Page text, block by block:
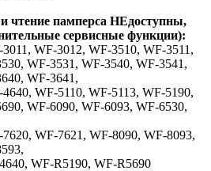
чтение памперса НЕдоступны,
сервисные функции):
WF-3012, WF-3510, WF-3511,
WF-3531, WF-3540, WF-3541,
WF-3641,
WF-5110, WF-5113, WF-5190,
WF-6090, WF-6093, WF-6530,
WF-7621, WF-8090, WF-8093,
WF-R5190, WF-R5690